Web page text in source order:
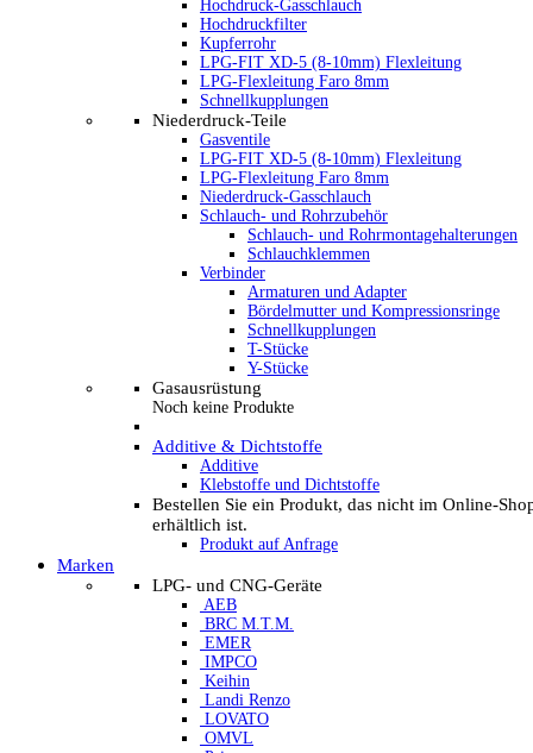
Hochdruck-Gasschlauch
Hochdruckfilter
Kupferrohr
LPG-FIT XD-5 (8-10mm) Flexleitung
LPG-Flexleitung Faro 8mm
Schnellkupplungen
Niederdruck-Teile
Gasventile
LPG-FIT XD-5 (8-10mm) Flexleitung
LPG-Flexleitung Faro 8mm
Niederdruck-Gasschlauch
Schlauch- und Rohrzubehör
Schlauch- und Rohrmontagehalterungen
Schlauchklemmen
Verbinder
Armaturen und Adapter
Bördelmutter und Kompressionsringe
Schnellkupplungen
T-Stücke
Y-Stücke
Gasausrüstung
Noch keine Produkte
Additive & Dichtstoffe
Additive
Klebstoffe und Dichtstoffe
Bestellen Sie ein Produkt, das nicht im Online-
erhältlich ist.
Produkt auf Anfrage
Marken
LPG- und CNG-Geräte
AEB
BRC M.T.M.
EMER
IMPCO
Keihin
Landi Renzo
LOVATO
OMVL